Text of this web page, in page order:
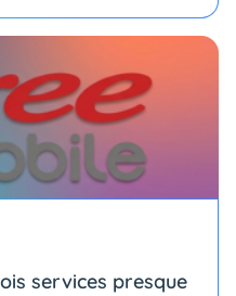
services presque